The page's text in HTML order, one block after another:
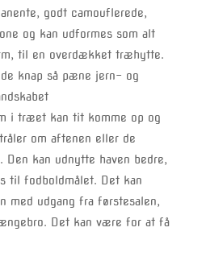
godt camouflerede,
og kan udformes som alt
til en overdækket træhytte.
knap så pæne jern- og
i træet kan tit komme op og
om aftenen eller de
Den kan udnytte haven bedre,
til fodboldmålet. Det kan
med udgang fra førstesalen,
Det kan være for at få